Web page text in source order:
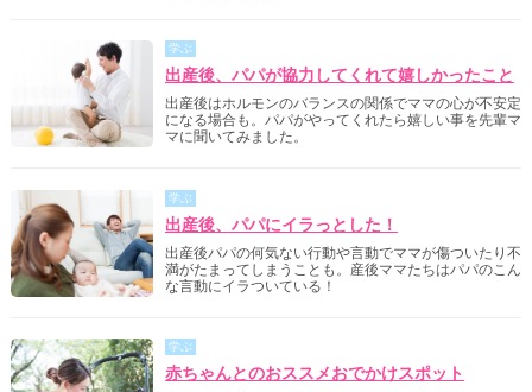
学ぶ
出産後、パパが協力してくれて嬉しかったこと
出産後はホルモンのバランスの関係でママの心が不安定
になる場合も。パパがやってくれたら嬉しい事を先輩マ
マに聞いてみました。
学ぶ
出産後、パパにイラっとした！
出産後パパの何気ない行動や言動でママが傷ついたり不
満がたまってしまうことも。産後ママたちはパパのこん
な言動にイラついている！
学ぶ
赤ちゃんとのおススメおでかけスポット